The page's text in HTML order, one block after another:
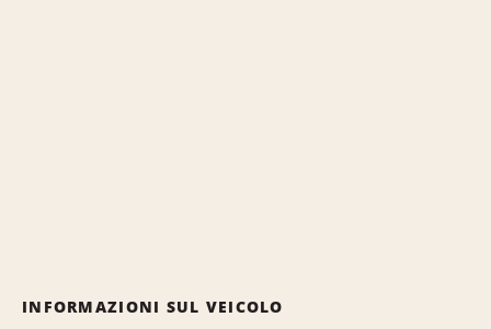
INFORMAZIONI SUL VEICOLO